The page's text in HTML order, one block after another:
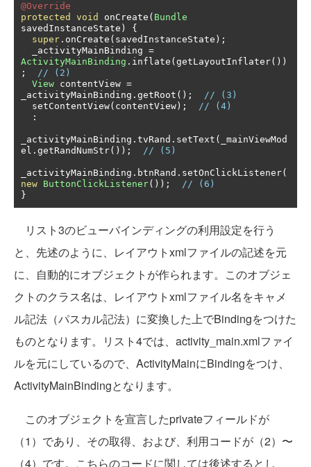
@Override
protected
void onCreate ( Bundle
savedInstanceState )
{
super . onCreate ( savedInstanceState );
  _activityMainBinding
=
ActivityMainBinding . inflate ( getLayoutInflater())
;
// (2)
View contentView =
_activityMainBinding . getRoot ();
// (3)
  setContentView
( contentView );
// (4)
:
_activityMainBinding . tvRand . setText (
_mainViewMod
el . getRandNumStr()); // (5)
_activityMainBinding . btnRand . setOnClickListener(
new ButtonClickListener());
// (6)
}
リスト3のビューバインディングの利用設定を行う
と、先述のように、レイアウトxmlファイルの記述を元
に、自動的にオブジェクトが作られます。このオブジェ
クトのクラス名は、レイアウトxmlファイル名をキャメ
ル記法（パスカル記法）に変換した上でBindingをつけた
ものとなります。リスト4では、activity_main.xmlファイ
ルを元にしているので、ActivityMainにBindingをつけ、
ActivityMainBindingとなります。
このオブジェクトを宣言したprivateフィールドが
（1）であり、その取得、および、利用コードが（2）〜
（4）です。こちらのコードに関しては後述するとし